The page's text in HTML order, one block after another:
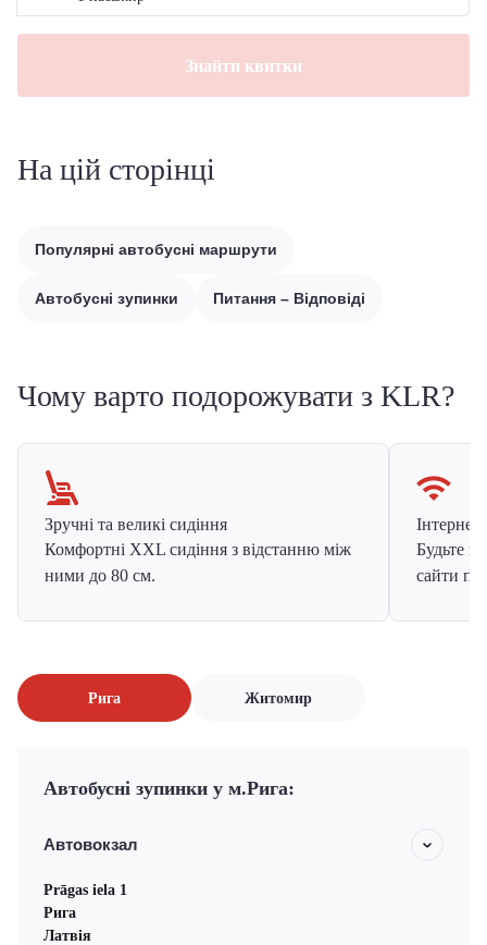
Знайти квитки
На цій сторінці
Популярні автобусні маршрути
Автобусні зупинки Питання – Відповіді
Чому варто подорожувати з KLR?
Зручні та великі сидіння
Комфортні XXL сидіння з відстанню між
ними до 80 см.
Інтернет
Будьте
сайти
Рига Житомир
Автобусні зупинки у м.Рига:
Автовокзал
Prāgas iela 1
Рига
Латвія